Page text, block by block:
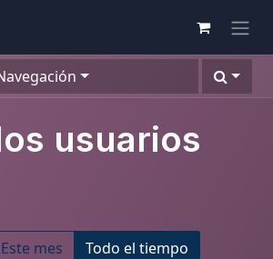
usuarios
Este mes Todo el tiempo